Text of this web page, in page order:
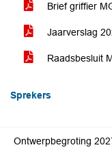
Brief griffier
Jaarverslag
Raadsbesluit
Sprekers
Ontwerpbegroting